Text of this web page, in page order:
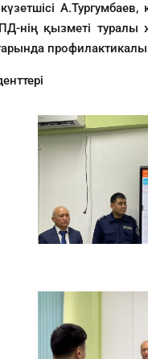
А.Тургумбаев,
нің қызметі